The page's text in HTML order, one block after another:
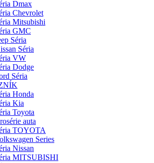
Dmax
Chevrolet
Mitsubishi
GMC
Séria
Séria
VW
Dodge
Séria
Honda
Kia
Toyota
auta
TOYOTA
Series
Nissan
MITSUBISHI